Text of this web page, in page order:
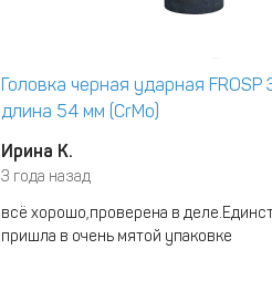
Головка черная ударная FROSP
длина 54 мм (CrMo)
Ирина К.
3 года назад
всё хорошо,проверена в
пришла в очень мятой упаковке